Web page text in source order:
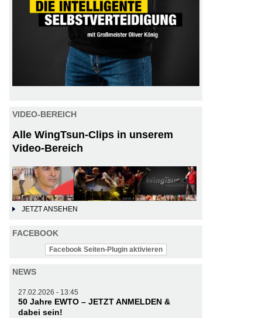
VIDEO-BEREICH
Alle WingTsun-Clips in unserem
Video-Bereich
JETZT ANSEHEN
FACEBOOK
Facebook Seiten-Plugin aktivieren
NEWS
27.02.2026 - 13:45
50 Jahre EWTO – JETZT ANMELDEN &
dabei sein!